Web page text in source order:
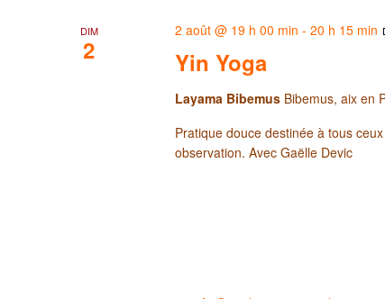
DIM
2 Yin Yoga
2 août @ 19 h 00 min -20 h 15 min
Layama Bibemus Bibemus, aix en
Pratique douce destinée à tous
observation. Avec Gaëlle Devic